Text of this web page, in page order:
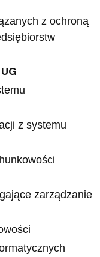
z ochroną
z systemu
zarządzanie